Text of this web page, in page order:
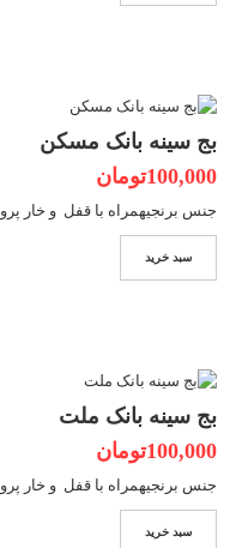
بج سینه بانک مسکن
100,000تومان
جنس برنجیهمراه با قفل و خار
سبد خرید
بج سینه بانک ملت
100,000تومان
جنس برنجیهمراه با قفل و خار
سبد خرید